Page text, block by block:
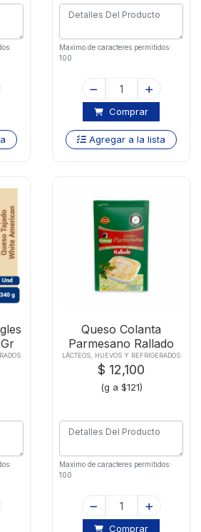
Maximo de caracteres permitidos:
100
Comprar
Agregar a la lista
Queso Colanta
Parmesano Rallado
X100g
LÁCTEOS, HUEVOS Y REFRIGERADOS
$ 12,100
(g a $121)
Maximo de caracteres permitidos:
100
Comprar